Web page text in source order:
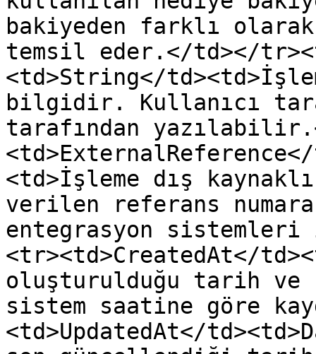
bakiyeden farklı olarak
temsil eder.</td></
<td>String</
bilgidir. Kullanıcı
tarafından
<td>İşleme dış
verilen referans
entegrasyon
<tr><td>CreatedAt</
oluşturulduğu tarih
sistem saatine göre
<td>UpdatedAt</